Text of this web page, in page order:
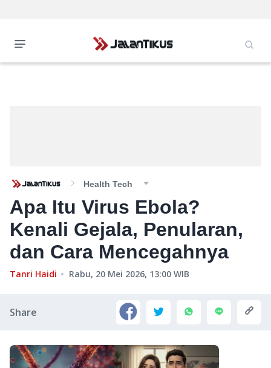
Health Tech
Apa Itu Virus Ebola?
Kenali Gejala, Penularan,
dan Cara Mencegahnya
Tanri Haidi Rabu, 20 Mei 2026, 13:00 WIB
Share